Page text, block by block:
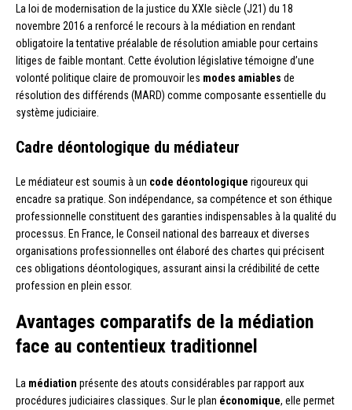
La loi de modernisation de la justice du XXIe siècle (J21) du 18
novembre 2016 a renforcé le recours à la médiation en rendant
obligatoire la tentative préalable de résolution amiable pour certains
litiges de faible montant. Cette évolution législative témoigne d’une
volonté politique claire de promouvoir les modes amiables de
résolution des différends (MARD) comme composante essentielle du
système judiciaire.
Cadre déontologique du médiateur
Le médiateur est soumis à un code déontologique rigoureux qui
encadre sa pratique. Son indépendance, sa compétence et son éthique
professionnelle constituent des garanties indispensables à la qualité du
processus. En France, le Conseil national des barreaux et diverses
organisations professionnelles ont élaboré des chartes qui précisent
ces obligations déontologiques, assurant ainsi la crédibilité de cette
profession en plein essor.
Avantages comparatifs de la médiation
face au contentieux traditionnel
La médiation présente des atouts considérables par rapport aux
procédures judiciaires classiques. Sur le plan économique, elle permet